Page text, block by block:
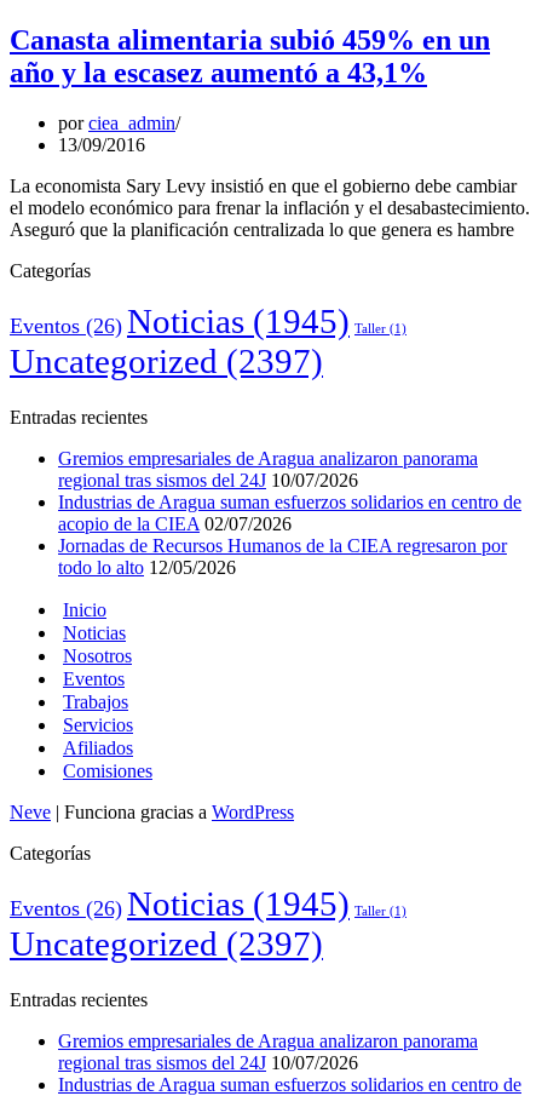
Canasta alimentaria subió 459% en un
año y la escasez aumentó a 43,1%
porciea_admin
13/09/2016
La economista Sary Levy insistió en que el gobierno debe cambiar
el modelo económico para frenar la inflación y el desabastecimiento.
Aseguró que la planificación centralizada lo que genera es hambre
Categorías
Eventos (26) Noticias (1945) Taller (1)
Uncategorized (2397)
Entradas recientes
Gremios empresariales de Aragua analizaron panorama
regional tras sismos del 24J 10/07/2026
Industrias de Aragua suman esfuerzos solidarios en centro de
acopio de la CIEA 02/07/2026
Jornadas de Recursos Humanos de la CIEA regresaron por
todo lo alto 12/05/2026
Inicio
Noticias
Nosotros
Eventos
Trabajos
Servicios
Afiliados
Comisiones
Neve | Funciona gracias a WordPress
Categorías
Eventos (26) Noticias (1945) Taller (1)
Uncategorized (2397)
Entradas recientes
Gremios empresariales de Aragua analizaron panorama
regional tras sismos del 24J 10/07/2026
Industrias de Aragua suman esfuerzos solidarios en centro de